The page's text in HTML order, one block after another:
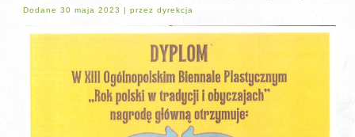
Dodane 30 maja 2023 |przez dyrekcja